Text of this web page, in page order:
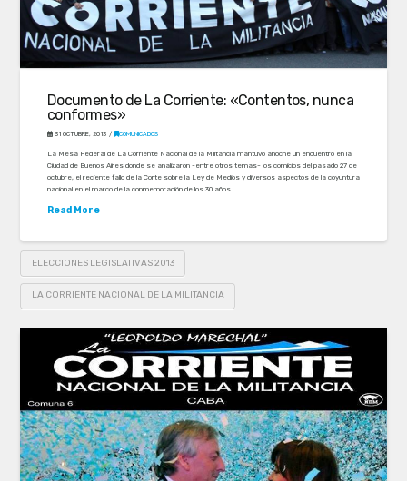
Documento de La Corriente: «Contentos, nunca
conformes»
31 OCTUBRE, 2013 COMUNICADOS
La Mesa Federal de La Corriente Nacional de la Militancia mantuvo anoche un encuentro en la
Ciudad de Buenos Aires donde se analizaron -entre otros temas- los comicios del pasado 27 de
octubre, el reciente fallo de la Corte sobre la Ley de Medios y diversos aspectos de la coyuntura
nacional en el marco de la conmemoración de los 30 años …
Read More
ELECCIONES LEGISLATIVAS 2013
LA CORRIENTE NACIONAL DE LA MILITANCIA